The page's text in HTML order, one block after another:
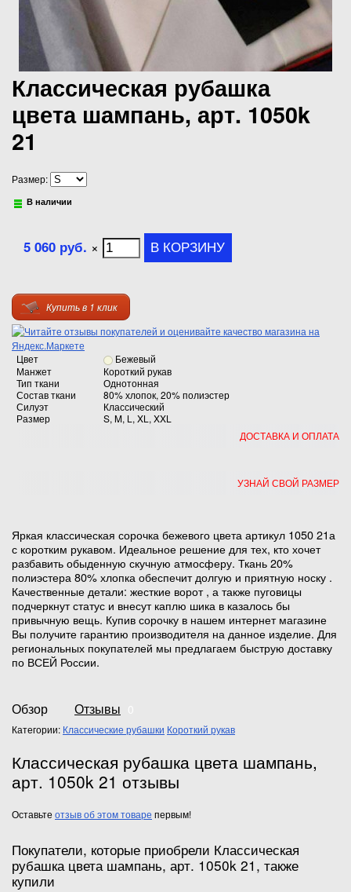
Классическая рубашка
цвета шампань, арт. 1050k
21
Размер:
В наличии
5 060 руб. ×
Купить в 1 клик
Цвет
Бежевый
Манжет
Короткий рукав
Тип ткани
Однотонная
Состав ткани
80% хлопок, 20% полиэстер
Силуэт
Классический
Размер
S, M, L, XL, XXL
ДОСТАВКА И ОПЛАТА
УЗНАЙ СВОЙ РАЗМЕР
Яркая классическая сорочка бежевого цвета артикул 1050 21а
с коротким рукавом. Идеальное решение для тех, кто хочет
разбавить обыденную скучную атмосферу. Ткань 20%
полиэстера 80% хлопка обеспечит долгую и приятную носку .
Качественные детали: жесткие ворот , а также пуговицы
подчеркнут статус и внесут каплю шика в казалось бы
привычную вещь. Купив сорочку в нашем интернет магазине
Вы получите гарантию производителя на данное изделие. Для
региональных покупателей мы предлагаем быструю доставку
по ВСЕЙ России.
Обзор Отзывы
Категории: Классические рубашки Короткий рукав
Классическая рубашка цвета шампань,
арт. 1050k 21 отзывы
Оставьте отзыв об этом товаре первым!
Покупатели, которые приобрели Классическая
рубашка цвета шампань, арт. 1050k 21, также
купили